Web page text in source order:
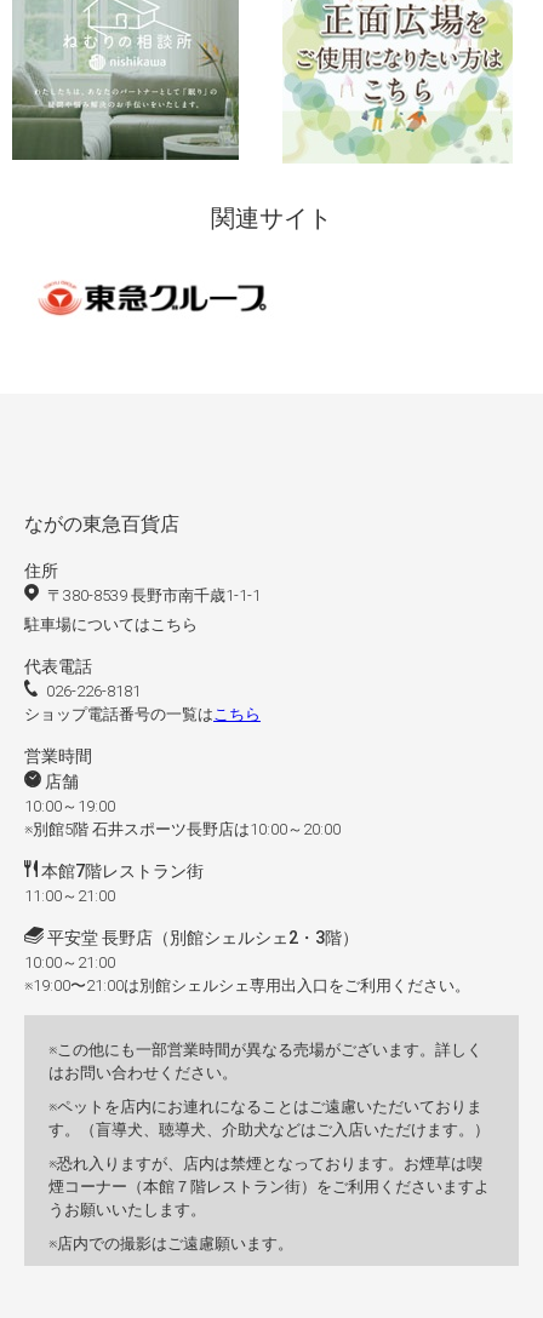
関連サイト
ながの東急百貨店
住所
〒380-8539 長野市南千歳1-1-1
駐車場についてはこちら
代表電話
026-226-8181
ショップ電話番号の一覧はこちら
営業時間
店舗
10:00～19:00
※別館5階 石井スポーツ長野店は10:00～20:00
本館7階レストラン街
11:00～21:00
平安堂 長野店（別館シェルシェ2・3階）
10:00～21:00
※19:00〜21:00は別館シェルシェ専用出入口をご利用ください。
この他にも一部営業時間が異なる売場がございます。詳しく
はお問い合わせください。
ペットを店内にお連れになることはご遠慮いただいておりま
す。（盲導犬、聴導犬、介助犬などはご入店いただけます。）
恐れ入りますが、店内は禁煙となっております。お煙草は喫
煙コーナー（本館７階レストラン街）をご利用くださいますよ
うお願いいたします。
店内での撮影はご遠慮願います。